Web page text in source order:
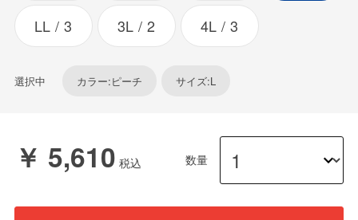
LL 3 3L 2 4L 3
選択中 カラー:ピーチ サイズ:L
￥ 5,610 数量